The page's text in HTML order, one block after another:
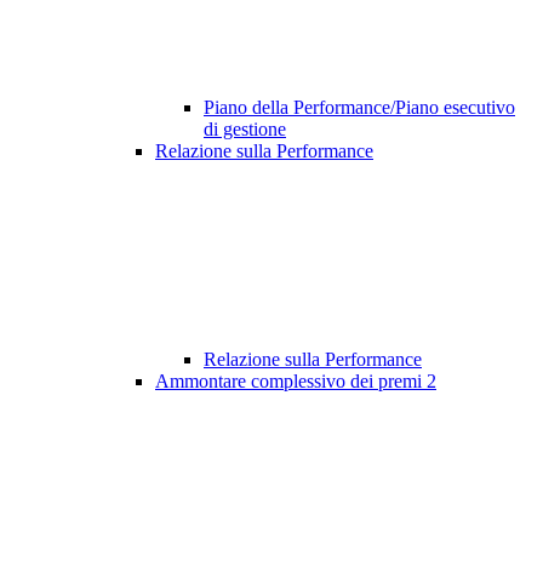
Piano della Performance/Piano esecutivo
di gestione
Relazione sulla Performance
Relazione sulla Performance
Ammontare complessivo dei premi 2